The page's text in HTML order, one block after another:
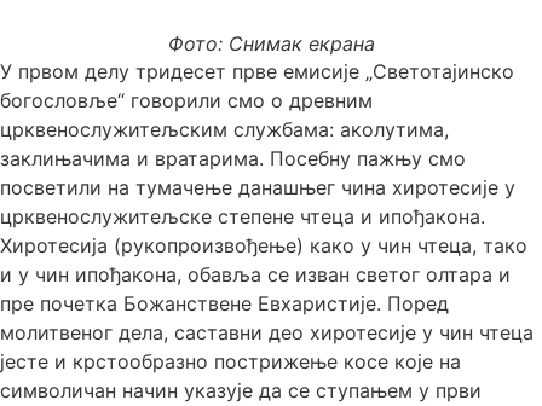
Фото: Снимак екрана
У првом делу тридесет прве емисије „Светотајинско
богословље“ говорили смо о древним
црквенослужитељским службама: аколутима,
заклињачима и вратарима. Посебну пажњу смо
посветили на тумачење данашњег чина хиротесије у
црквенослужитељске степене чтеца и ипођакона.
Хиротесија (рукопроизвођење) како у чин чтеца, тако
и у чин ипођакона, обавља се изван светог олтара и
пре почетка Божанствене Евхаристије. Поред
молитвеног дела, саставни део хиротесије у чин чтеца
јесте и крстообразно пострижење косе које на
символичан начин указује да се ступањем у први